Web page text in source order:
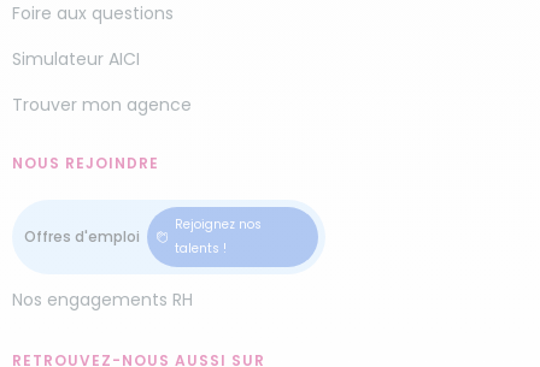
Foire aux questions
Simulateur AICI
Trouver mon agence
NOUS REJOINDRE
Rejoignez nos
talents !
Nos engagements RH
RETROUVEZ-NOUS AUSSI SUR